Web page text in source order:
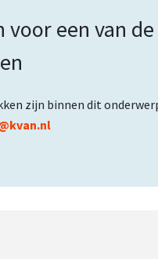
voor een van de
zijn binnen dit